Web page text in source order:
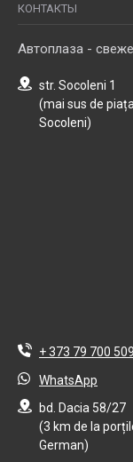
КОНТАКТЫ
Автоплаза -
str. Socoleni 1
(mai sus de
Socoleni)
+ 373 79 700 509
WhatsApp
bd. Dacia 58/27
(3 km de la
German)